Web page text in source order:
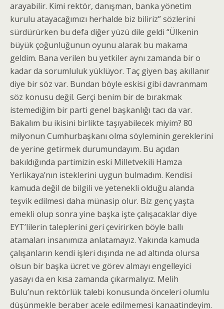
arayabilir. Kimi rektör, danışman, banka yönetim
kurulu atayacağımızı herhalde biz biliriz” sözlerini
sürdürürken bu defa diğer yüzü dile geldi “Ülkenin
büyük çoğunluğunun oyunu alarak bu makama
geldim. Bana verilen bu yetkiler aynı zamanda bir o
kadar da sorumluluk yüklüyor. Taç giyen baş akıllanır
diye bir söz var. Bundan böyle eskisi gibi davranmam
söz konusu değil. Gerçi benim bir de bırakmak
istemediğim bir parti genel başkanlığı tacı da var.
Bakalım bu ikisini birlikte taşıyabilecek miyim? 80
milyonun Cumhurbaşkanı olma söyleminin gereklerini
de yerine getirmek durumundayım. Bu açıdan
bakıldığında partimizin eski Milletvekili Hamza
Yerlikaya’nın isteklerini uygun bulmadım. Kendisi
kamuda değil de bilgili ve yetenekli olduğu alanda
teşvik edilmesi daha münasip olur. Biz genç yaşta
emekli olup sonra yine başka işte çalışacaklar diye
EYT’lilerin taleplerini geri çevirirken böyle ballı
atamaları insanımıza anlatamayız. Yakında kamuda
çalışanların kendi işleri dışında ne ad altında olursa
olsun bir başka ücret ve görev almayı engelleyici
yasayı da en kısa zamanda çıkarmalıyız. Melih
Bulu’nun rektörlük talebi konusunda önceleri olumlu
düşünmekle beraber acele edilmemesi kanaatindeyim.